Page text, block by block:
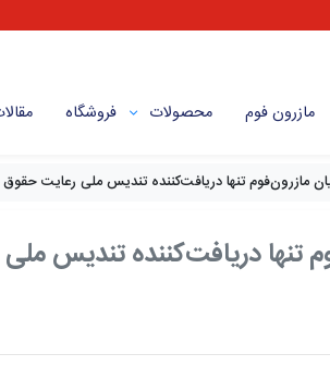
مازرون فوم محصولات فروشگاه
مازرون‌فوم تنها دریافت‌کننده تندیس ملی رعایت
تنها دریافت‌کننده تندیس